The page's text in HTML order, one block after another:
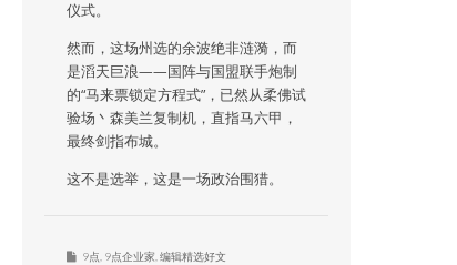
仪式。
然而，这场州选的余波绝非涟漪，而
是滔天巨浪——国阵与国盟联手炮制
的“马来票锁定方程式”，已然从柔佛试
验场丶森美兰复制机，直指马六甲，
最终剑指布城。
这不是选举，这是一场政治围猎。
9点 9点企业家 编辑精选好文